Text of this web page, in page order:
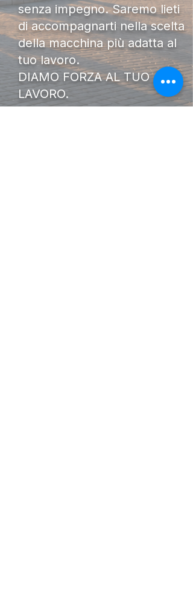
senza impegno. Saremo lieti
di accompagnarti nella scelta
della macchina più adatta al
tuo lavoro.
DIAMO FORZA AL TUO
LAVORO.